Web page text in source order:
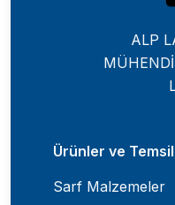
ALP
Ürünler ve
Sarf Malzemeler